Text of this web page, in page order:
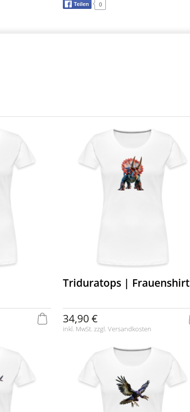
Teilen 0
Triduratops | Frauenshirt
34,90 €
inkl. MwSt. zzgl. Versandkosten